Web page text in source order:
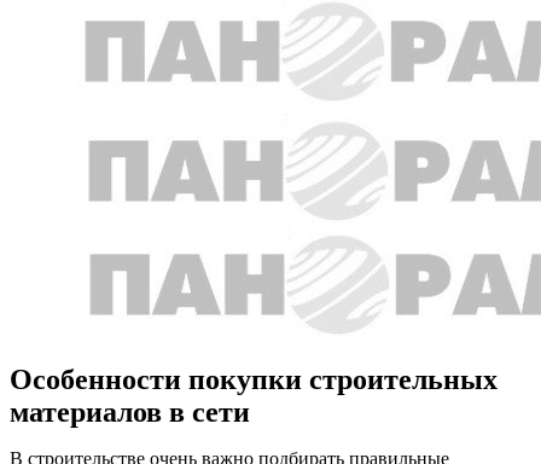
Особенности покупки строительных
материалов в сети
В строительстве очень важно подбирать правильные